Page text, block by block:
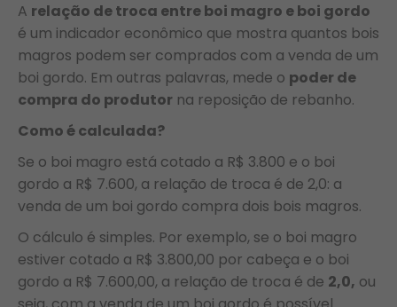
A relação de troca entre boi magro e boi gordo
é um indicador econômico que mostra quantos bois
magros podem ser comprados com a venda de um
boi gordo. Em outras palavras, mede o poder de
compra do produtor na reposição de rebanho.
Como é calculada?
Se o boi magro está cotado a R$ 3.800 e o boi
gordo a R$ 7.600, a relação de troca é de 2,0: a
venda de um boi gordo compra dois bois magros.
O cálculo é simples. Por exemplo, se o boi magro
estiver cotado a R$ 3.800,00 por cabeça e o boi
gordo a R$ 7.600,00, a relação de troca é de 2,0, ou